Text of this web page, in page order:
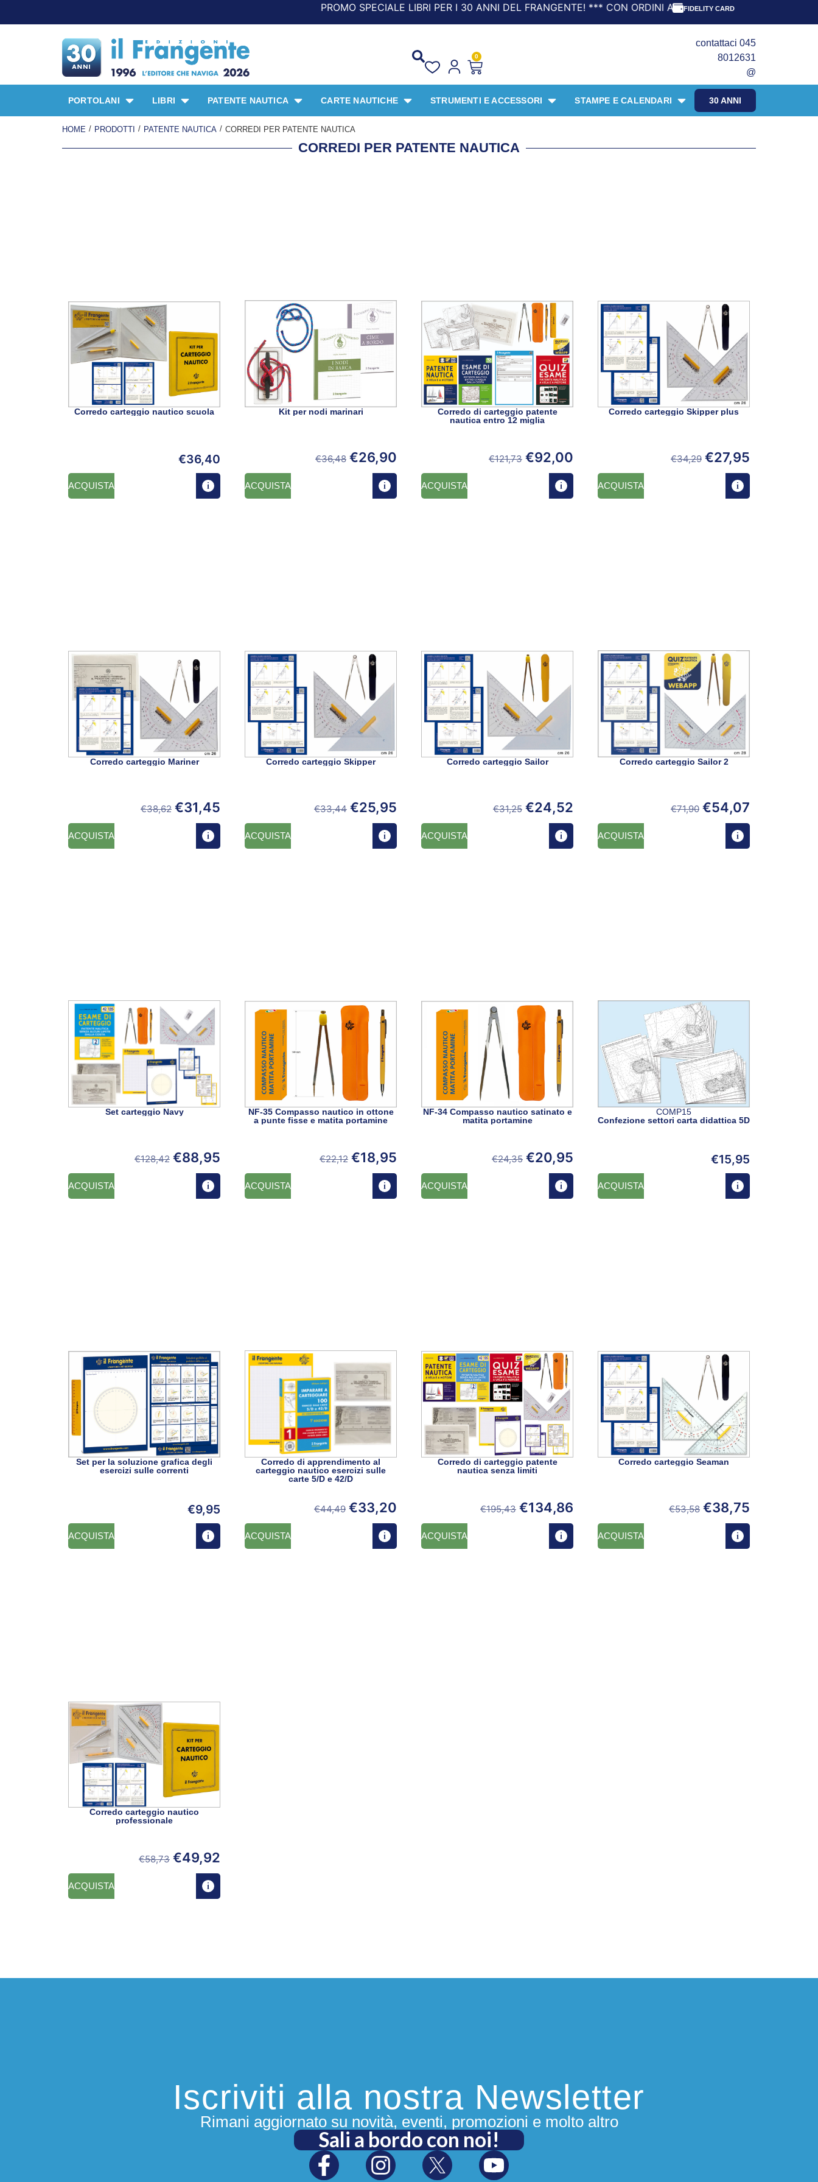
PROMO SPECIALE LIBRI PER I 30 ANNI DEL FRANGENTE! *** CON ORDINI A PARTIRE DA 69,90€ LA SPEDIZIONE È
FIDELITY CARD
0
contattaci 045
8012631
@
30 ANNI
PORTOLANI LIBRI PATENTE NAUTICA CARTE NAUTICHE STRUMENTI E ACCESSORI STAMPE E CALENDARI
HOME / PRODOTTI / PATENTE NAUTICA / CORREDI PER PATENTE NAUTICA
CORREDI PER PATENTE NAUTICA
Corredo carteggio nautico scuola
€36,40
ACQUISTA
Kit per nodi marinari
€36,48 €26,90
ACQUISTA
Corredo di carteggio patente
nautica entro 12 miglia
€121,73 €92,00
ACQUISTA
Corredo carteggio Skipper plus
€34,29 €27,95
ACQUISTA
Corredo carteggio Mariner
€38,62 €31,45
ACQUISTA
Corredo carteggio Skipper
€33,44 €25,95
ACQUISTA
Corredo carteggio Sailor
€31,25 €24,52
ACQUISTA
Corredo carteggio Sailor 2
€71,90 €54,07
ACQUISTA
Set carteggio Navy
€128,42 €88,95
ACQUISTA
NF-35 Compasso nautico in ottone
a punte fisse e matita portamine
€22,12 €18,95
ACQUISTA
NF-34 Compasso nautico satinato e
matita portamine
€24,35 €20,95
ACQUISTA
COMP15
Confezione settori carta didattica 5D
€15,95
ACQUISTA
Set per la soluzione grafica degli
esercizi sulle correnti
€9,95
ACQUISTA
Corredo di apprendimento al
carteggio nautico esercizi sulle
carte 5/D e 42/D
€44,49 €33,20
ACQUISTA
Corredo di carteggio patente
nautica senza limiti
€195,43 €134,86
ACQUISTA
Corredo carteggio Seaman
€53,58 €38,75
ACQUISTA
Corredo carteggio nautico
professionale
€58,73 €49,92
ACQUISTA
Iscriviti alla nostra Newsletter
Rimani aggiornato su novità, eventi, promozioni e molto altro
Sali a bordo con noi!